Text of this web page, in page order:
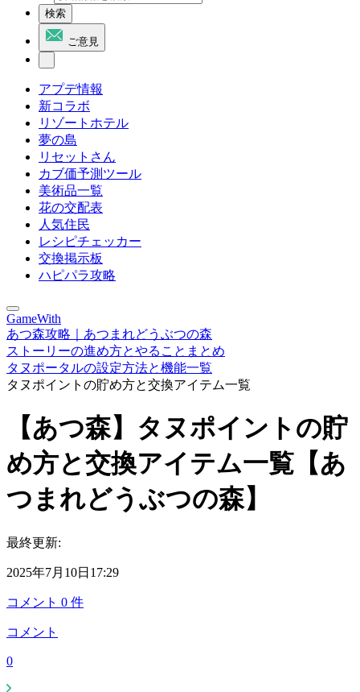
検索
ご意見
アプデ情報
新コラボ
リゾートホテル
夢の島
リセットさん
カブ価予測ツール
美術品一覧
花の交配表
人気住民
レシピチェッカー
交換掲示板
ハピパラ攻略
GameWith
あつ森攻略｜あつまれどうぶつの森
ストーリーの進め方とやることまとめ
タヌポータルの設定方法と機能一覧
タヌポイントの貯め方と交換アイテム一覧
【あつ森】タヌポイントの貯
め方と交換アイテム一覧【あ
つまれどうぶつの森】
最終更新:
2025年7月10日17:29
コメント 0 件
コメント
0